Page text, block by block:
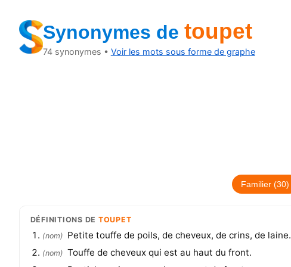
Synonymes de toupet
74synonymes • Voir les mots sous forme de graphe
Familier (30)
DÉFINITIONS DE TOUPET
(nom) Petite touffe de poils, de cheveux, de crins, de laine.
(nom) Touffe de cheveux qui est au haut du front.